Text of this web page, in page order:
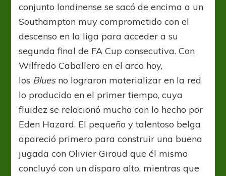
conjunto londinense se sacó de encima a un
Southampton muy comprometido con el
descenso en la liga para acceder a su
segunda final de FA Cup consecutiva. Con
Wilfredo Caballero en el arco hoy,
los Blues no lograron materializar en la red
lo producido en el primer tiempo, cuya
fluidez se relacionó mucho con lo hecho por
Eden Hazard. El pequeño y talentoso belga
apareció primero para construir una buena
jugada con Olivier Giroud que él mismo
concluyó con un disparo alto, mientras que